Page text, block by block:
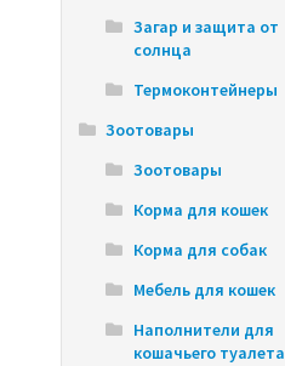
Загар и защита от
солнца
Термоконтейнеры
Зоотовары
Зоотовары
Корма для кошек
Корма для собак
Мебель для кошек
Наполнители для
кошачьего туалета